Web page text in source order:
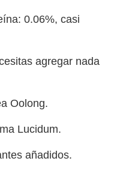
0.06%, casi
agregar nada
Oolong.
Lucidum.
añadidos.